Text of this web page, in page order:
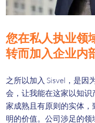
您在私人执业领
转而加入企业内
之所以加入 Sisvel，是因
会，让我能在这家以知
家成熟且有原则的实体
明的价值。公司涉足的